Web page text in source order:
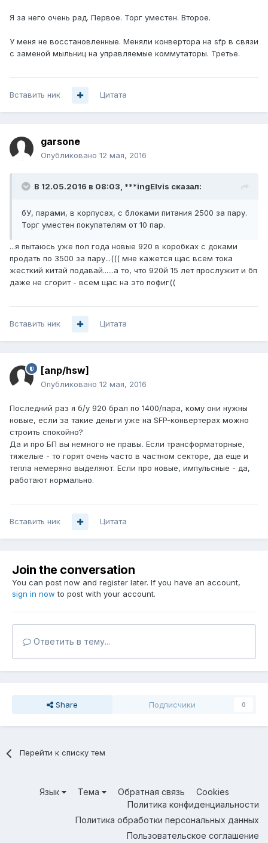
Я за него очень рад. Первое. Торг уместен. Второе.
У меня не восстановленные. Меняли конвертора на sfp в связи
с заменой мыльниц на управляемые коммутаторы. Третье.
Вставить ник Цитата
garsone
Опубликовано 12 мая, 2016
В 12.05.2016 в 08:03, ***ingElvis сказал:
бУ, парами, в корпусах, с блоками питания 2500 за пару.
Торг уместен покупателям от 10 пар.
...я пытаюсь уже пол года новые 920 в коробках с доками
продать по 3500 за пару...((( мне кажется щас всем тока
жесткий китай подавай......а то, что 920й 15 лет прослужит и бп
даже не сгорит - всем щас на это пофиг((
Вставить ник Цитата
[anp/hsw]
Опубликовано 12 мая, 2016
Последний раз я б/у 920 брал по 1400/пара, кому они нужны
новые, если за такие деньги уже на SFP-конвертерах можно
строить спокойно?
Да и про БП вы немного не правы. Если трансформаторные,
тяжелые - то горят очень часто в частном секторе, да еще и
тепла немеряно выделяют. Если про новые, импульсные - да,
работают нормально.
Вставить ник Цитата
Join the conversation
You can post now and register later. If you have an account,
sign in now to post with your account.
Ответить в тему...
Share Подписчики 0
Перейти к списку тем
Язык Тема Обратная связь
Cookies
Политика конфиденциальности
Политика обработки персональных данных
Пользовательское соглашение